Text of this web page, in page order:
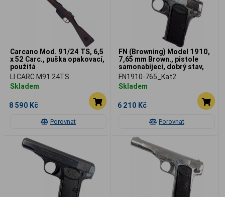
Porovnat
Carcano Mod. 91/24 TS, 6,5
x 52 Carc., puška opakovací,
použitá
LI CARC M91 24TS
Skladem
8 590 Kč
Porovnat
FN (Browning) Model 1910,
7,65 mm Brown., pistole
samonabíjecí, dobrý stav,
použitá
FN1910-765_Kat2
Skladem
6 210 Kč